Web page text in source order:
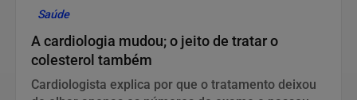
Saúde
A cardiologia mudou; o jeito de tratar o
colesterol também
Cardiologista explica por que o tratamento deixou